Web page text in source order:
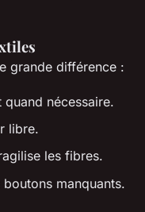
grande différence :
quand nécessaire.
libre.
les fibres.
manquants.